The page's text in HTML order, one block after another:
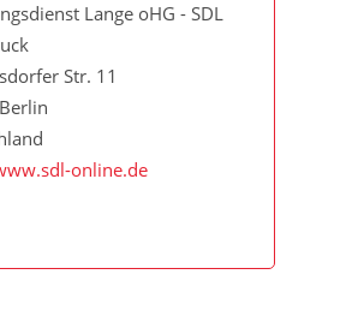
Lange oHG - SDL
Str. 11
online.de